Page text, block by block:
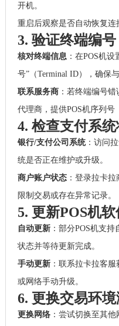
开机。
重启后观察是否自动恢复连
3. 验证终端编
核对终端信息 ：在POS机
号”（Terminal ID），确保
联系服务商：若终端编号错
代理商，提供POS机序列号
4. 检查支付系
银行/支付公司系统：访问
统是否正在维护或升级。
商户账户状态：登录拉卡拉
限制交易或存在异常记录。
5. 更新POS机软
自动更新：部分POS机支持
状态并等待更新完成。
手动更新：联系拉卡拉客服
或网络手动升级。
6. 更换交易环
更换网络：尝试切换至其他